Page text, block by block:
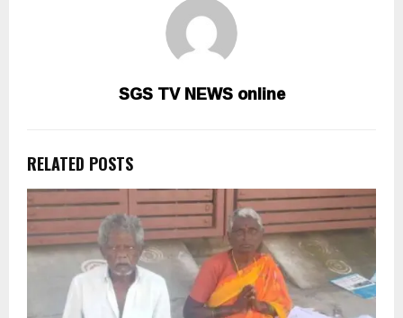
SGS TV NEWS online
RELATED POSTS